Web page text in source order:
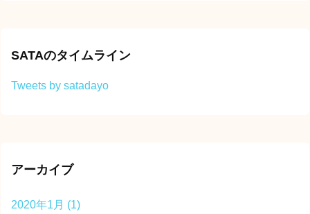
SATAのタイムライン
Tweets by satadayo
アーカイブ
2020年1月 (1)